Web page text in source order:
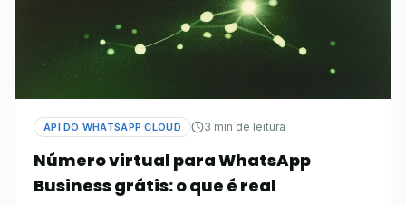
API DO WHATSAPP CLOUD 3 min de leitura
Número virtual para WhatsApp
Business grátis: o que é real